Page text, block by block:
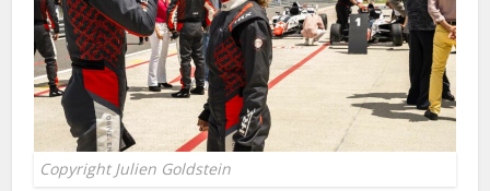
Copyright Julien Goldstein